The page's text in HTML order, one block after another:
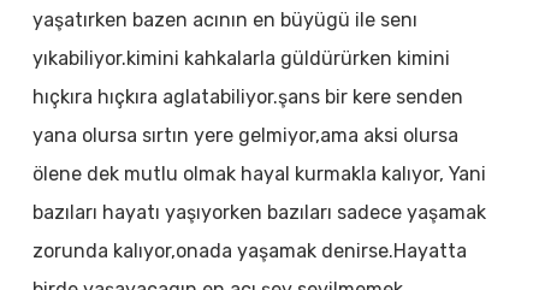
yaşatırken bazen acının en büyügü ile senı
yıkabiliyor.kimini kahkalarla güldürürken kimini
hıçkıra hıçkıra aglatabiliyor.şans bir kere senden
yana olursa sırtın yere gelmiyor,ama aksi olursa
ölene dek mutlu olmak hayal kurmakla kalıyor, Yani
bazıları hayatı yaşıyorken bazıları sadece yaşamak
zorunda kalıyor,onada yaşamak denirse.Hayatta